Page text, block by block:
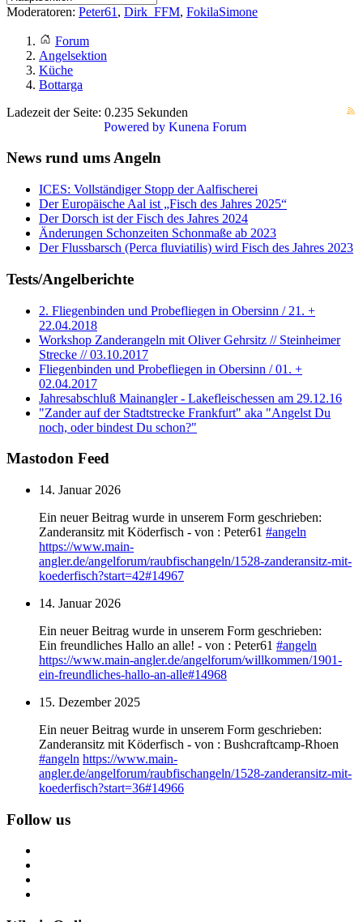
Moderatoren: Peter61 , Dirk_FFM, FokilaSimone
Forum
Angelsektion
Küche
Bottarga
Ladezeit der Seite: 0.235 Sekunden
Powered by Kunena Forum
News rund ums Angeln
ICES: Vollständiger Stopp der Aalfischerei
Der Europäische Aal ist „Fisch des Jahres 2025“
Der Dorsch ist der Fisch des Jahres 2024
Änderungen Schonzeiten Schonmaße ab 2023
Der Flussbarsch (Perca fluviatilis) wird Fisch des Jahres 2023
Tests/Angelberichte
2. Fliegenbinden und Probefliegen in Obersinn / 21. +
22.04.2018
Workshop Zanderangeln mit Oliver Gehrsitz // Steinheimer
Strecke // 03.10.2017
Fliegenbinden und Probefliegen in Obersinn / 01. +
02.04.2017
Jahresabschluß Mainangler - Lakefleischessen am 29.12.16
"Zander auf der Stadtstrecke Frankfurt" aka "Angelst Du
noch, oder bindest Du schon?"
Mastodon Feed
14. Januar 2026
Ein neuer Beitrag wurde in unserem Form geschrieben:
Zanderansitz mit Köderfisch - von : Peter61 #angeln
https://www.main-
angler.de/angelforum/raubfischangeln/1528-zanderansitz-mit-
koederfisch?start=42#14967
14. Januar 2026
Ein neuer Beitrag wurde in unserem Form geschrieben:
Ein freundliches Hallo an alle! - von : Peter61 #angeln
https://www.main-angler.de/angelforum/willkommen/1901-
ein-freundliches-hallo-an-alle#14968
15. Dezember 2025
Ein neuer Beitrag wurde in unserem Form geschrieben:
Zanderansitz mit Köderfisch - von : Bushcraftcamp-Rhoen
#angeln https://www.main-
angler.de/angelforum/raubfischangeln/1528-zanderansitz-mit-
koederfisch?start=36#14966
Follow us